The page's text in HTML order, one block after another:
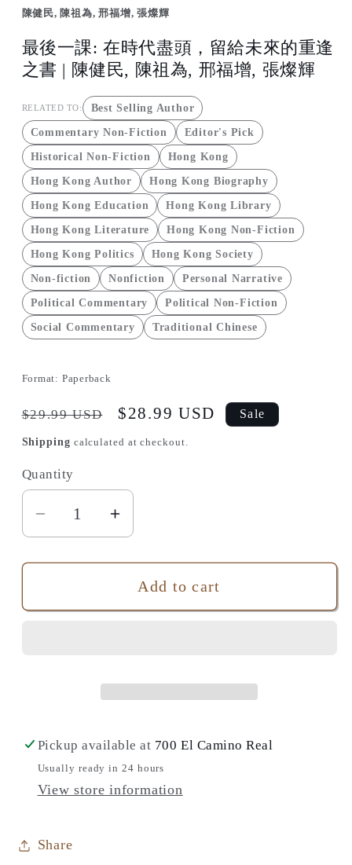
in
陳健民, 陳祖為, 邢福增, 張燦輝
最後一課: 在時代盡頭，留給未來的重逢
之書 | 陳健民, 陳祖為, 邢福增, 張燦輝
RELATED TO:
Best Selling Author
Commentary Non-Fiction
Editor's Pick
Historical Non-Fiction
Hong Kong
Hong Kong Author
Hong Kong Biography
Hong Kong Education
Hong Kong Library
Hong Kong Literature
Hong Kong Non-Fiction
Hong Kong Politics
Hong Kong Society
Non-fiction
Nonfiction
Personal Narrative
Political Commentary
Political Non-Fiction
Social Commentary
Traditional Chinese
Format: Paperback
Regular
price
$29.99 USD
Sale
price
$28.99 USD Sale
Shipping calculated at checkout.
Quantity
Quantity
Decrease
quantity
for
後
代
盡
頭，
給
Increase
quantity
for
後
在
代
盡
頭，
Add to cart
Pickup available at 700 El Camino Real
Usually ready in 24 hours
View store information
Share